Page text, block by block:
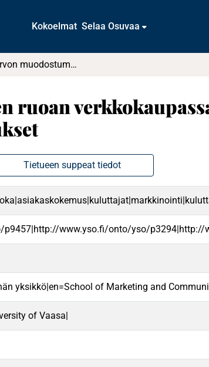
Kokoelmat Selaa Osuvaa
Asiakasarvon muodostuminen ruoan verkkokaupassa : Vaakakupissa koetut hyödyt ja tehdyt uhraukset
ruoan
Tietueen suppeat tiedot
www.yso.fi/onto/yso/
yksikkö|en=School of Marketing and
of Vaasa|